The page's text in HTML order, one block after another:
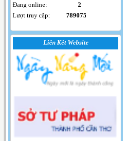
Đang online: 2
Lượt truy cập: 789075
Liên Kết Website